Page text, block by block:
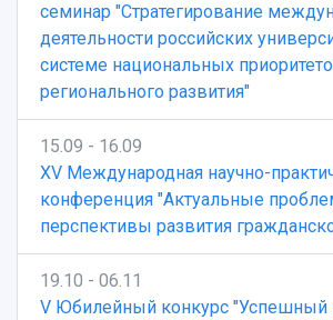
семинар "Стратегирование
деятельности российских
системе национальных
регионального развития"
15.09 - 16.09
XV Международная научно-
конференция "Актуальные
перспективы развития
19.10 - 06.11
V Юбилейный конкурс "Успешный